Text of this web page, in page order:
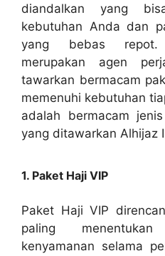
diandalkan yang
kebutuhan Anda dan
yang bebas repot.
merupakan agen
tawarkan bermacam
memenuhi kebutuhan
adalah bermacam
yang ditawarkan Alhijaz
1. Paket Haji VIP
Paket Haji VIP
paling
kenyamanan selama